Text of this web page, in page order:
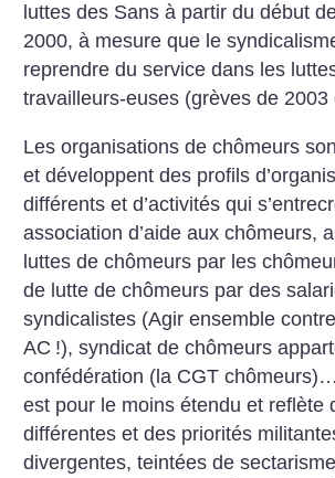
luttes des Sans à partir du début
2000, à mesure que le
reprendre du service dans les
travailleurs-euses (grèves de 2003
Les organisations de chômeurs
et développent des profils
différents et d’activités qui
association d’aide aux chômeurs,
luttes de chômeurs par les
de lutte de chômeurs par des
syndicalistes (Agir ensemble
AC !), syndicat de chômeurs
confédération (la CGT
est pour le moins étendu et reflète
différentes et des priorités
divergentes, teintées de